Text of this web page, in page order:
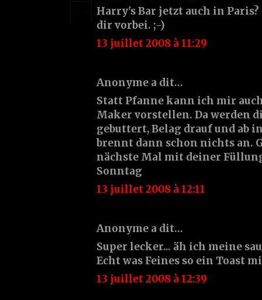
Harry's Bar jetzt auch in
dir vorbei. ;-)
13 juillet 2008 à 11:29
Anonyme a dit…
Statt Pfanne kann ich mir
Maker vorstellen. Da werden
gebuttert, Belag drauf und ab
brennt dann schon nichts an.
nächste Mal mit deiner
Sonntag
13 juillet 2008 à 12:11
Anonyme a dit…
Super lecker... äh ich meine
Echt was Feines so ein Toast
13 juillet 2008 à 12:39